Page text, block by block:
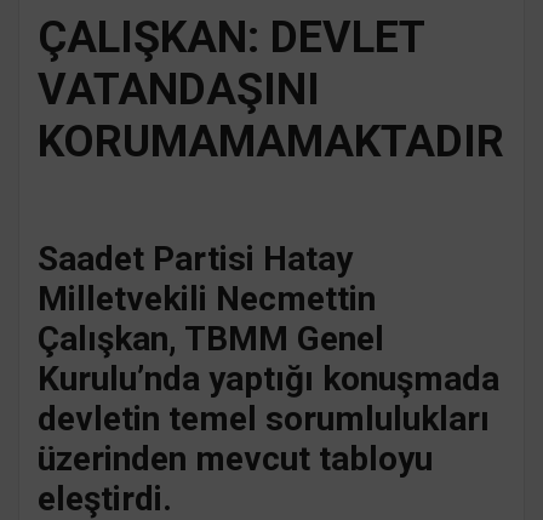
ÇALIŞKAN: DEVLET
VATANDAŞINI
KORUMAMAMAKTADIR
Saadet Partisi Hatay
Milletvekili Necmettin
Çalışkan, TBMM Genel
Kurulu’nda yaptığı konuşmada
devletin temel sorumlulukları
üzerinden mevcut tabloyu
eleştirdi.